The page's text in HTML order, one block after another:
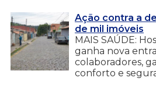
Ação contra a
de mil imóveis
MAIS SAÚDE:
ganha nova
colaboradores,
conforto e